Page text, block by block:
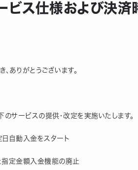
ビス仕様および決
ありがとうございます。
サービスの提供・改定を実施いたします。
自動入金をスタート
定金額入金機能の廃止